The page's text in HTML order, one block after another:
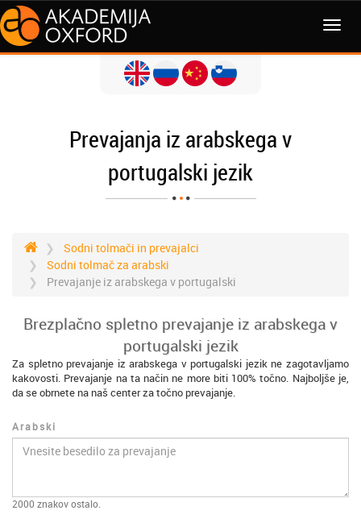
MENI
Prevajanja iz arabskega v
portugalski jezik
Sodni tolmači in prevajalci
Sodni tolmač za arabski
Prevajanje iz arabskega v portugalski
Brezplačno spletno prevajanje iz arabskega v
portugalski jezik
Za spletno prevajanje iz arabskega v portugalski jezik ne zagotavljamo
kakovosti. Prevajanje na ta način ne more biti 100% točno. Najboljše je,
da se obrnete na naš center za točno prevajanje.
Arabski
2000 znakov ostalo.